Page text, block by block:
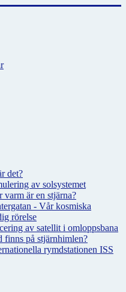
det?
av solsystemet
är en stjärna?
- Vår kosmiska
rörelse
av satellit i omloppsbana
finns på stjärnhimlen?
rymdstationen ISS